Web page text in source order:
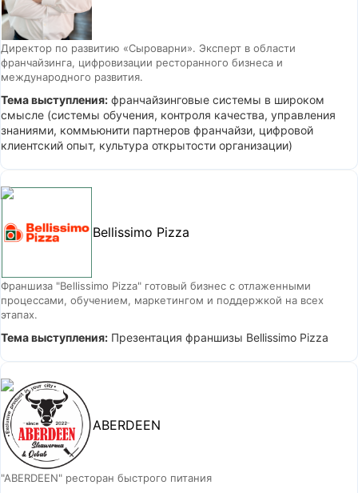
Директор по развитию «Сыроварни». Эксперт в области
франчайзинга, цифровизации ресторанного бизнеса и
международного развития.
Тема выступления: франчайзинговые системы в широком
смысле (системы обучения, контроля качества, управления
знаниями, коммьюнити партнеров франчайзи, цифровой
клиентский опыт, культура открытости организации)
Bellissimo Pizza
Франшиза "Bellissimo Pizza" готовый бизнес с отлаженными
процессами, обучением, маркетингом и поддержкой на всех
этапах.
Тема выступления: Презентация франшизы Bellissimo Pizza
ABERDEEN
"ABERDEEN" ресторан быстрого питания